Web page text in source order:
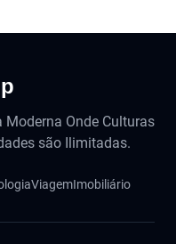
Onde Culturas
são Ilimitadas.
ViagemImobiliário